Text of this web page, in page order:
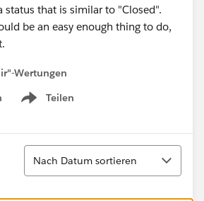
status that is similar to "Closed".
be an easy enough thing to do,
Wertungen
Teilen
Show menu
Sortieren
Nach Datum sortieren